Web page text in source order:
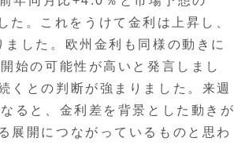
。これをうけて金利は上昇し、
した。欧州金利も同様の動きに
始の可能性が高いと発言しまし
くとの判断が強まりました。来週
ると、金利差を背景とした動きが
展開につながっているものと思わ